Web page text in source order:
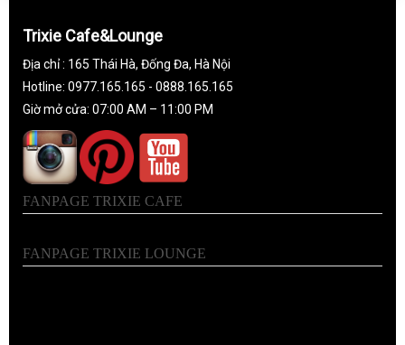
Trixie Cafe&Lounge
Địa chỉ : 165 Thái Hà, Đống Đa, Hà Nội
Hotline: 0977.165.165 - 0888.165.165
Giờ mở cửa: 07:00 AM – 11:00 PM
FANPAGE TRIXIE CAFE
FANPAGE TRIXIE LOUNGE